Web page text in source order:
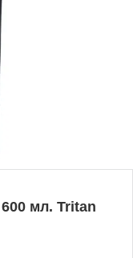
мл. Tritan